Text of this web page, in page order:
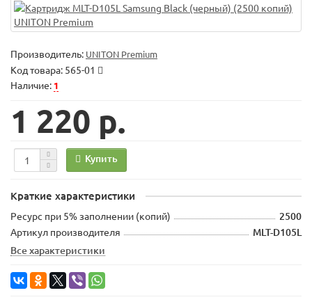
Производитель: UNITON Premium
Код товара: 565-01
Наличие: 1
1 220 р.
Купить
Краткие характеристики
Ресурс при 5% заполнении (копий) 2500
Артикул производителя
MLT-D105L
Все характеристики